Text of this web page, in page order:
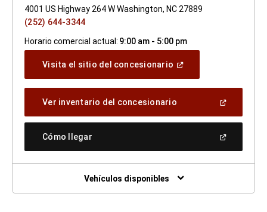
4001 US Highway 264 W Washington, NC 27889
(252) 644-3344
Horario comercial actual: 9:00 am - 5:00 pm
Visita el sitio del concesionario (Abrir
nueva)
Ver inventario del concesionario
una
Cómo llegar(Abrir
ventana
nueva)
Vehículos disponibles